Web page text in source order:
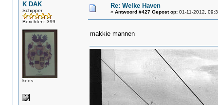
K DAK
Schipper
Berichten: 399
koos
Re: Welke Haven
« Antwoord #427 Gepost op: 01-11-2012,
makkie mannen